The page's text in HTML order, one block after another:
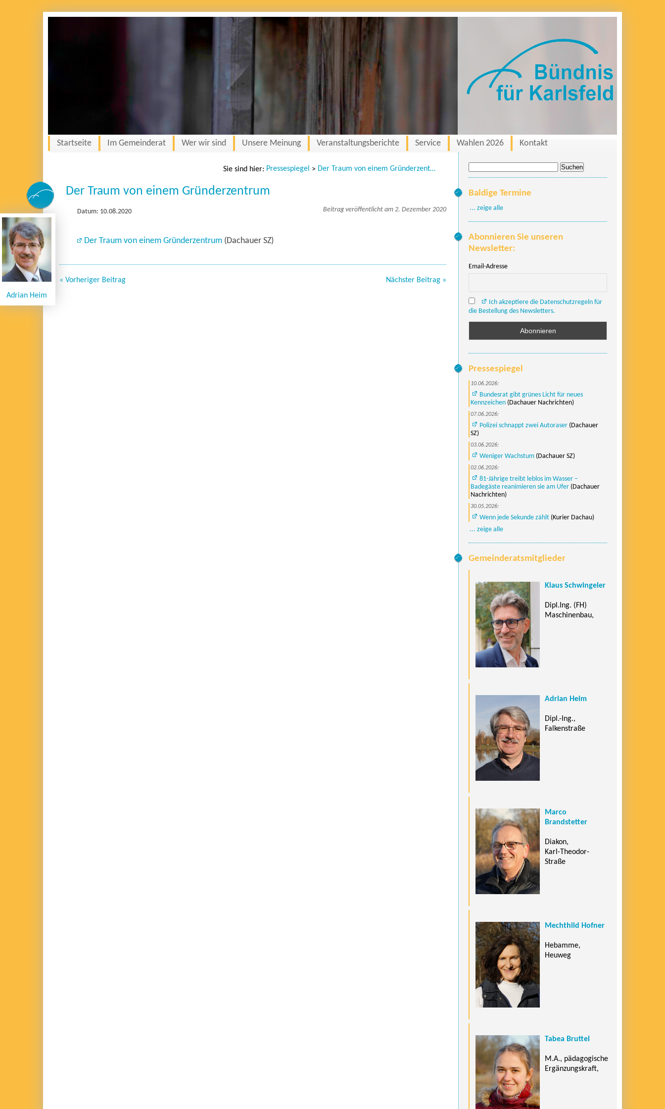
Startseite Im Gemeinderat Wer wir sind Unsere Meinung Veranstaltungsberichte Service Wahlen 2026 Kontakt
Sie sind hier: Pressespiegel > Der Traum von einem Gründerzentrum
Der Traum von einem Gründerzentrum
Datum: 10.08.2020 Beitrag veröffentlicht am 2. Dezember 2020
Adrian Heim
Der Traum von einem Gründerzentrum (Dachauer SZ)
« Vorheriger Beitrag Nächster Beitrag »
nach:
Baldige Termine
... zeige alle
Abonnieren Sie unseren
Newsletter:
Email-Adresse
Ich akzeptiere die Datenschutzregeln für
die Bestellung des Newsletters.
Pressespiegel
10.06.2026:
Bundesrat gibt grünes Licht für neues
Kennzeichen (Dachauer Nachrichten)
07.06.2026:
Polizei schnappt zwei Autoraser (Dachauer
SZ)
03.06.2026:
Weniger Wachstum (Dachauer SZ)
02.06.2026:
81-Jährige treibt leblos im Wasser –
Badegäste reanimieren sie am Ufer (Dachauer
Nachrichten)
30.05.2026:
Wenn jede Sekunde zählt (Kurier Dachau)
... zeige alle
Gemeinderatsmitglieder
Klaus Schwingeler
Dipl.Ing. (FH)
Maschinenbau,
Adrian Heim
Dipl.-Ing.,
Falkenstraße
Marco
Brandstetter
Diakon,
Karl-Theodor-
Straße
Mechthild Hofner
Hebamme,
Heuweg
Tabea Bruttel
M.A., pädagogische
Ergänzungskraft,